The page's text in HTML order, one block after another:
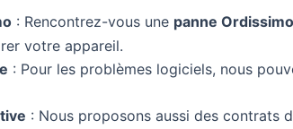
: Rencontrez-vous une panne Ordissimo
votre appareil.
: Pour les problèmes logiciels, nous
: Nous proposons aussi des contrats